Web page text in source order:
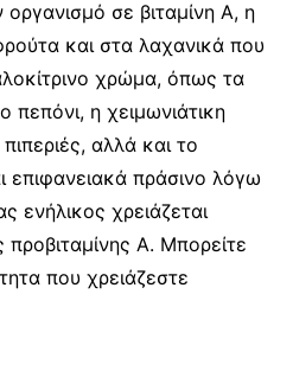
σε βιταμίνη A, η
και στα λαχανικά που
χρώμα, όπως τα
πεπόνι, η χειμωνιάτικη
αλλά και το
επιφανειακά πράσινο λόγω
ενήλικος χρειάζεται
A. Mπορείτε
που χρειάζεστε